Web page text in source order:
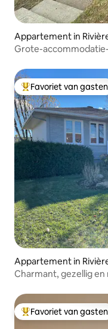
Appartement in
Grote-
Topfavoriet van
Favoriet van gasten
Appartement in
Charmant, gezellig
Topfavoriet van
Favoriet van gasten